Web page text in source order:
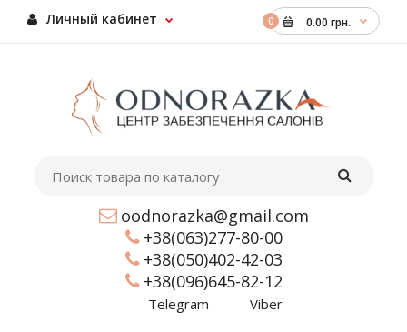
0 0.00 грн.
Личный кабинет
oodnorazka@gmail.com
+38(063)277-80-00
+38(050)402-42-03
+38(096)645-82-12
Telegram Viber